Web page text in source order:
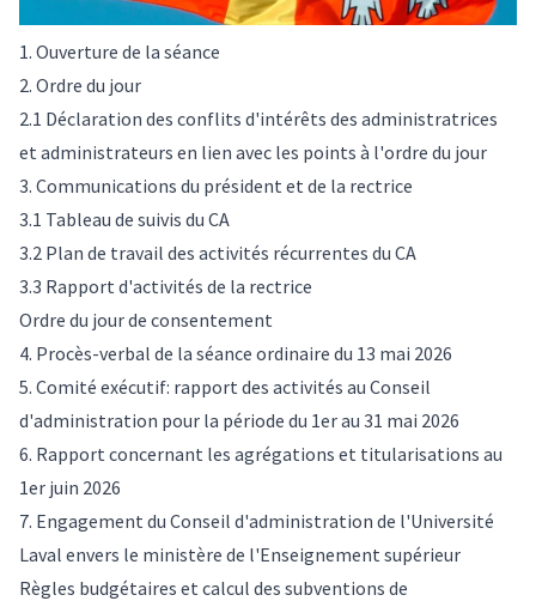
1. Ouverture de la séance
2. Ordre du jour
2.1 Déclaration des conflits d'intérêts des administratrices
et administrateurs en lien avec les points à l'ordre du jour
3. Communications du président et de la rectrice
3.1 Tableau de suivis du CA
3.2 Plan de travail des activités récurrentes du CA
3.3 Rapport d'activités de la rectrice
Ordre du jour de consentement
4. Procès-verbal de la séance ordinaire du 13 mai 2026
5. Comité exécutif: rapport des activités au Conseil
d'administration pour la période du 1er au 31 mai 2026
6. Rapport concernant les agrégations et titularisations au
1er juin 2026
7. Engagement du Conseil d'administration de l'Université
Laval envers le ministère de l'Enseignement supérieur
Règles budgétaires et calcul des subventions de